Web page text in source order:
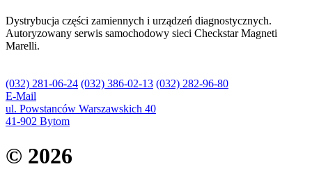
Dystrybucja części zamiennych i urządzeń diagnostycznych.
Autoryzowany serwis samochodowy sieci Checkstar Magneti
Marelli.
(032) 281-06-24 (032) 386-02-13 (032) 282-96-80
E-Mail
ul. Powstanców Warszawskich 40
41-902 Bytom
© 2026